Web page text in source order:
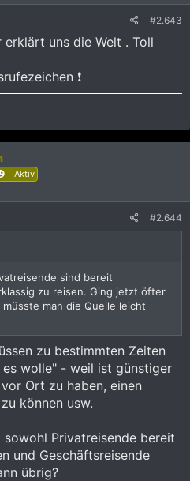
#2.643
erklärt uns die Welt . Toll
❗️
Aktiv
#2.644
sind bereit
zu reisen. Ging jetzt öfter
man die Quelle leicht
zu bestimmten Zeiten
wolle" - weil ist günstiger
Ort zu haben, einen
können usw.
Privatreisende bereit
und Geschäftsreisende
übrig?